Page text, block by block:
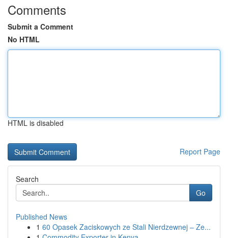
Comments
Submit a Comment
No HTML
HTML is disabled
Report Page
Search
Go
Published News
1 60 Opasek Zaciskowych ze Stali Nierdzewnej – Ze...